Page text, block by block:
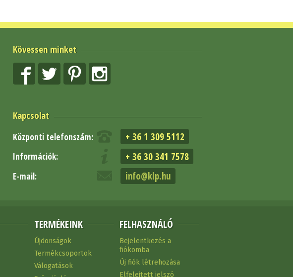
Kövessen minket
Kapcsolat
Központi telefonszám: + 36 1 309 5112
Információk: + 36 30 341 7578
E-mail: info@klp.hu
TERMÉKEINK
Újdonságok
Termékcsoportok
Válogatások
FELHASZNÁLÓ
Bejelentkezés a
fiókomba
Új fiók létrehozása
Elfelejtett jelszó